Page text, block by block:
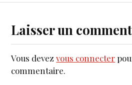
Laisser un
Vous devezvous connecter
commentaire.